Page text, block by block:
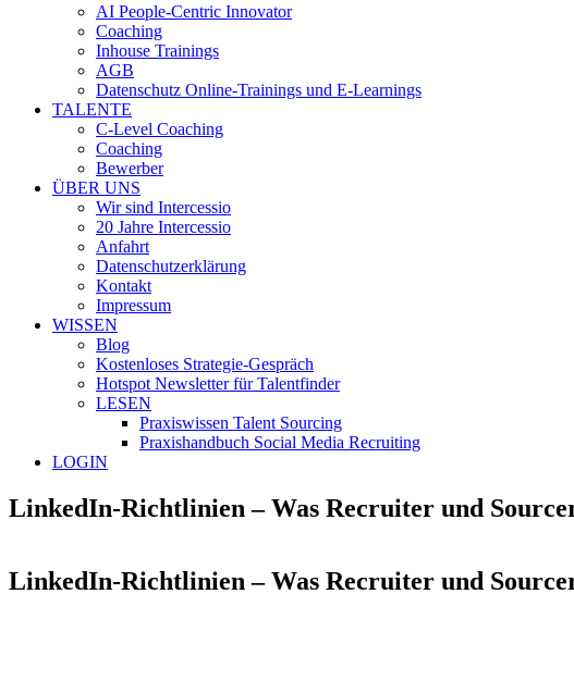
AI People-Centric Innovator
Coaching
Inhouse Trainings
AGB
Datenschutz Online-Trainings und E-Learnings
TALENTE
C-Level Coaching
Coaching
Bewerber
ÜBER UNS
Wir sind Intercessio
20 Jahre Intercessio
Anfahrt
Datenschutzerklärung
Kontakt
Impressum
WISSEN
Blog
Kostenloses Strategie-Gespräch
Hotspot Newsletter für Talentfinder
LESEN
Praxiswissen Talent Sourcing
Praxishandbuch Social Media Recruiting
LOGIN
LinkedIn-Richtlinien – Was Recruiter und
LinkedIn-Richtlinien – Was Recruiter und